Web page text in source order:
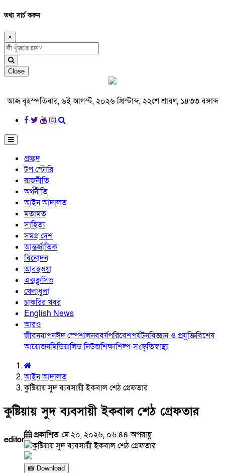
তথ্য সার্চ করুন
×
Close
আজ বৃহস্পতিবার, ৬ই আগস্ট, ২০২৬ খ্রিস্টাব্দ, ২২শে শ্রাবণ, ১৪৩৩ বঙ্গাব্দ
প্রচ্ছদ
টপ স্টোরি
রাজনীতি
অর্থনীতি
আইন আদালত
মতামত
সাহিত্য
সমগ্র দেশ
আন্তর্জাতিক
বিনোদন
আবহওয়া
এক্সক্লুসিভ
খেলাধুলা
চাকরির খবর
English News
আরও
জীবনযাপনঈদ স্পেশালনববর্ষপরিবেশপর্যটনবিজ্ঞান ও প্রযুক্তিবিশেষ
আয়োজনমিডিয়ালিড নিউজশিক্ষাশিল্প-সংস্কৃতিস্বাস্থ্য
আইন আদালত
কুষ্টিয়ায় সুদ ব্যবসায়ী ইকবাল শেঠ গ্রেফতার
কুষ্টিয়ায় সুদ ব্যবসায়ী ইকবাল শেঠ গ্রেফতার
editor প্রকাশিত মে ২০, ২০২৬, ০৬:৪৪ অপরাহ্ণ
📸 Download